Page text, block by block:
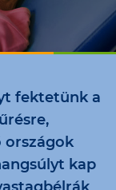
fektetünk a
országok
kap